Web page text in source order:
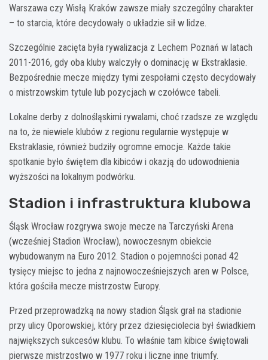
Warszawa czy Wisłą Kraków zawsze miały szczególny charakter
– to starcia, które decydowały o układzie sił w lidze.
Szczególnie zacięta była rywalizacja z Lechem Poznań w latach
2011-2016, gdy oba kluby walczyły o dominację w Ekstraklasie.
Bezpośrednie mecze między tymi zespołami często decydowały
o mistrzowskim tytule lub pozycjach w czołówce tabeli.
Lokalne derby z dolnośląskimi rywalami, choć rzadsze ze względu
na to, że niewiele klubów z regionu regularnie występuje w
Ekstraklasie, również budziły ogromne emocje. Każde takie
spotkanie było świętem dla kibiców i okazją do udowodnienia
wyższości na lokalnym podwórku.
Stadion i infrastruktura klubowa
Śląsk Wrocław rozgrywa swoje mecze na Tarczyński Arena
(wcześniej Stadion Wrocław), nowoczesnym obiekcie
wybudowanym na Euro 2012. Stadion o pojemności ponad 42
tysięcy miejsc to jedna z najnowocześniejszych aren w Polsce,
która gościła mecze mistrzostw Europy.
Przed przeprowadzką na nowy stadion Śląsk grał na stadionie
przy ulicy Oporowskiej, który przez dziesięciolecia był świadkiem
największych sukcesów klubu. To właśnie tam kibice świętowali
pierwsze mistrzostwo w 1977 roku i liczne inne triumfy.